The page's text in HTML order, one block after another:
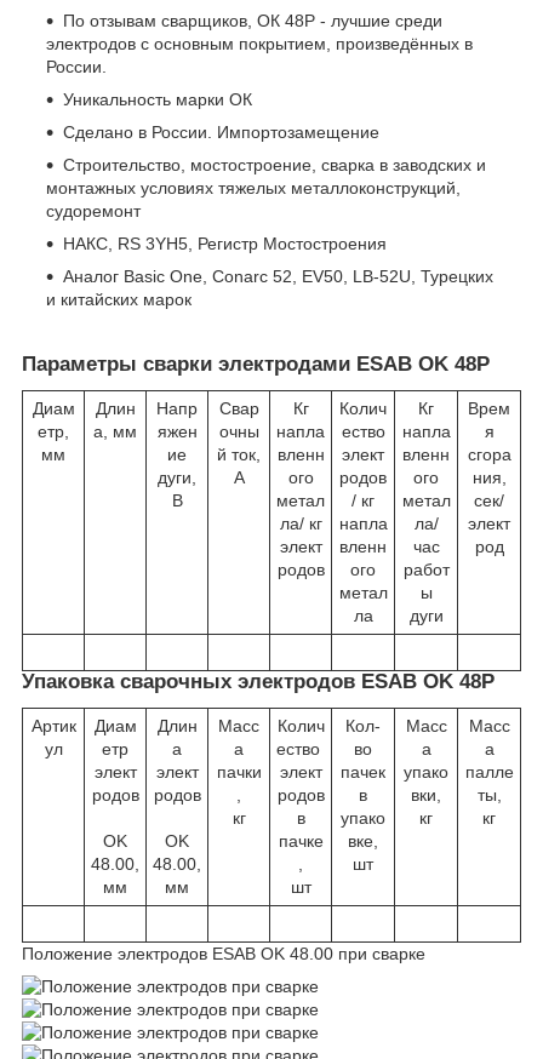
По отзывам сварщиков, ОК 48Р - лучшие среди
электродов с основным покрытием, произведённых в
России.
Уникальность марки ОК
Сделано в России. Импортозамещение
Строительство, мостостроение, сварка в заводских и
монтажных условиях тяжелых металлоконструкций,
судоремонт
НАКС, RS 3YH5, Регистр Мостостроения
Аналог Basic One, Conarc 52, EV50, LB-52U, Турецких
и китайских марок
Параметры сварки электродами ESAB OK 48Р
Диам
етр,
мм
Длин
а, мм
Напр
яжен
ие
дуги,
В
Свар
очны
й ток,
A
Кг
напла
вленн
ого
метал
ла/ кг
элект
родов
Колич
ество
элект
родов
/ кг
напла
вленн
ого
метал
ла
Кг
напла
вленн
ого
метал
ла/
час
работ
ы
дуги
Врем
я
сгора
ния,
сек/
элект
род
Упаковка сварочных электродов ESAB OK 48Р
Артик
ул
Диам
етр
элект
родов
OK
48.00,
мм
Длин
а
элект
родов
OK
48.00,
мм
Масс
а
пачки
кг
Колич
ество
элект
родов
в
пачке
шт
Кол-
во
пачек
в
упако
вке,
шт
Масс
а
упако
вки,
кг
Масс
а
палле
ты,
кг
Положение электродов ESAB OK 48.00 при сварке